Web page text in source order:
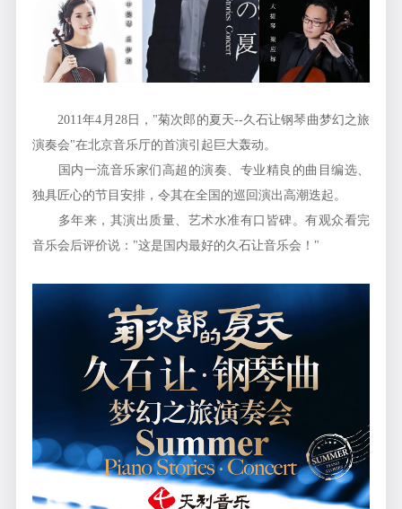
2011年4月28日，"菊次郎的夏天--久石让钢琴曲梦幻之旅
演奏会"在北京音乐厅的首演引起巨大轰动。
国内一流音乐家们高超的演奏、专业精良的曲目编选、
独具匠心的节目安排，令其在全国的巡回演出高潮迭起。
多年来，其演出质量、艺术水准有口皆碑。有观众看完
音乐会后评价说："这是国内最好的久石让音乐会！"